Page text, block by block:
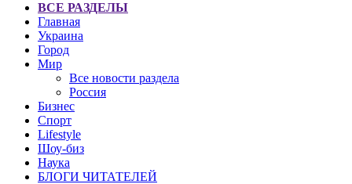
ВСЕ РАЗДЕЛЫ
Главная
Украина
Город
Мир
Все новости раздела
Россия
Бизнес
Спорт
Lifestyle
Шоу-биз
Наука
БЛОГИ ЧИТАТЕЛЕЙ